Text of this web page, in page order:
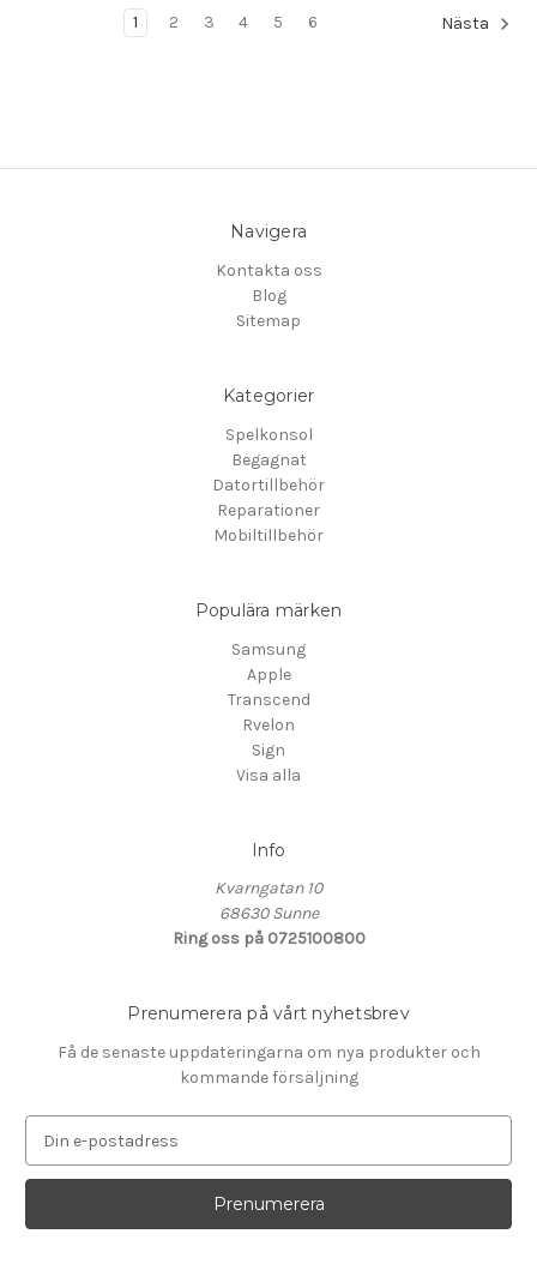
1 2 3 4 5 6 Nästa
Navigera
Kontakta oss
Blog
Sitemap
Kategorier
Spelkonsol
Begagnat
Datortillbehör
Reparationer
Mobiltillbehör
Populära märken
Samsung
Apple
Transcend
Rvelon
Sign
Visa alla
Info
Kvarngatan 10
68630 Sunne
Ring oss på 0725100800
Prenumerera på vårt nyhetsbrev
Få de senaste uppdateringarna om nya produkter och
kommande försäljning
p
s